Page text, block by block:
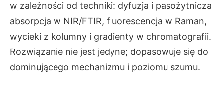
w zależności od techniki: dyfuzja i pasożytnicza
absorpcja w NIR/FTIR, fluorescencja w Raman,
wycieki z kolumny i gradienty w chromatografii.
Rozwiązanie nie jest jedyne; dopasowuje się do
dominującego mechanizmu i poziomu szumu.